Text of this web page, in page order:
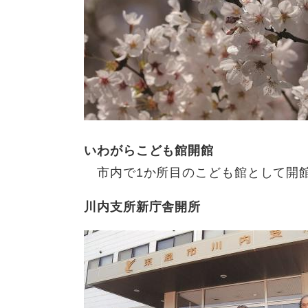
いわがらこども館開館
市内で1か所目のこども館として開
川内支所新庁舎開所